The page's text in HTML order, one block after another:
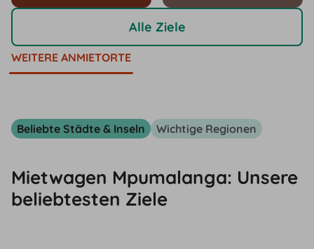
Alle Ziele
WEITERE ANMIETORTE
Beliebte Städte & Inseln Wichtige Regionen
Mietwagen Mpumalanga: Unsere
beliebtesten Ziele